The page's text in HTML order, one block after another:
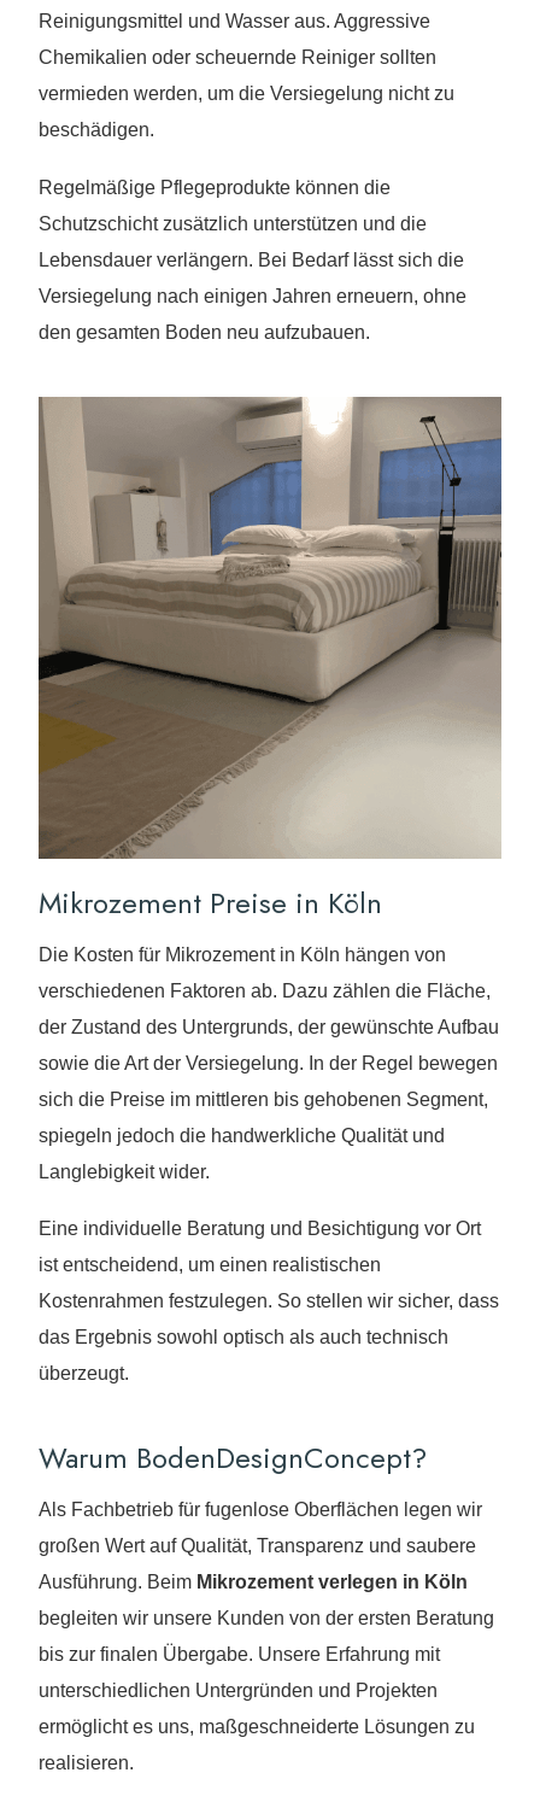
Reinigungsmittel und Wasser aus. Aggressive
Chemikalien oder scheuernde Reiniger sollten
vermieden werden, um die Versiegelung nicht zu
beschädigen.
Regelmäßige Pflegeprodukte können die
Schutzschicht zusätzlich unterstützen und die
Lebensdauer verlängern. Bei Bedarf lässt sich die
Versiegelung nach einigen Jahren erneuern, ohne
den gesamten Boden neu aufzubauen.
Mikrozement Preise in Köln
Die Kosten für Mikrozement in Köln hängen von
verschiedenen Faktoren ab. Dazu zählen die Fläche,
der Zustand des Untergrunds, der gewünschte Aufbau
sowie die Art der Versiegelung. In der Regel bewegen
sich die Preise im mittleren bis gehobenen Segment,
spiegeln jedoch die handwerkliche Qualität und
Langlebigkeit wider.
Eine individuelle Beratung und Besichtigung vor Ort
ist entscheidend, um einen realistischen
Kostenrahmen festzulegen. So stellen wir sicher, dass
das Ergebnis sowohl optisch als auch technisch
überzeugt.
Warum BodenDesignConcept?
Als Fachbetrieb für fugenlose Oberflächen legen wir
großen Wert auf Qualität, Transparenz und saubere
Ausführung. Beim Mikrozement verlegen in Köln
begleiten wir unsere Kunden von der ersten Beratung
bis zur finalen Übergabe. Unsere Erfahrung mit
unterschiedlichen Untergründen und Projekten
ermöglicht es uns, maßgeschneiderte Lösungen zu
realisieren.